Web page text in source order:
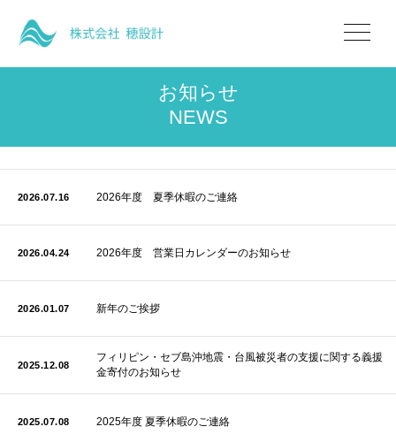
お知らせ
NEWS
2026.07.16 2026年度 夏季休暇のご連絡
2026.04.24 2026年度 営業日カレンダーのお知らせ
2026.01.07 新年のご挨拶
2025.12.08
フィリピン・セブ島沖地震・台風被災者の支援に関する義援
金寄付のお知らせ
2025.07.08 2025年度 夏季休暇のご連絡